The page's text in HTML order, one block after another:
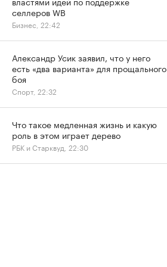
селлеров WB
Бизнес, 22:42
Александр Усик заявил, что у него
есть «два варианта» для прощального
боя
Спорт, 22:32
Что такое медленная жизнь и какую
роль в этом играет дерево
РБК и Старквуд, 22:30